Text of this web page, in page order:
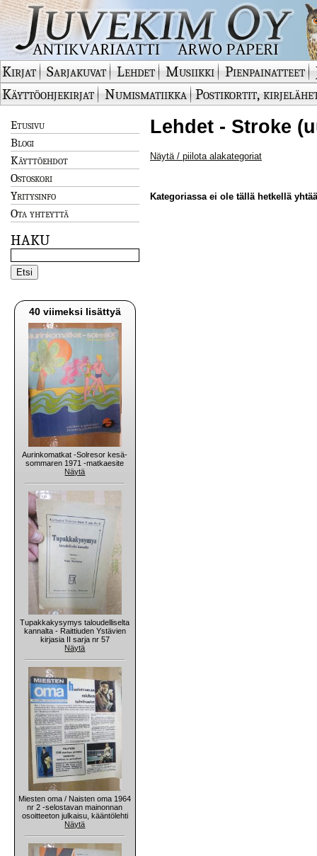
Kirjat Sarjakuvat Lehdet Musiikki Pienpainatteet
Käyttöohjekirjat
Numismatiikka Postikortit,
Etusivu
Blogi
Käyttöehdot
Ostoskori
Yritysinfo
Ota yhteyttä
HAKU
40 viimeksi lisättyä
Aurinkomatkat -Solresor kesä-
sommaren 1971 -matkaesite
Näytä
Tupakkakysymys taloudelliselta
kannalta - Raittiuden Ystävien
kirjasia II sarja nr 57
Näytä
Miesten oma / Naisten oma 1964
nr 2 -selostavan mainonnan
osoitteeton julkaisu, kääntölehti
Näytä
Lehdet - Stroke
Näytä / piilota alakategoriat
Kategoriassa ei ole tällä hetkellä